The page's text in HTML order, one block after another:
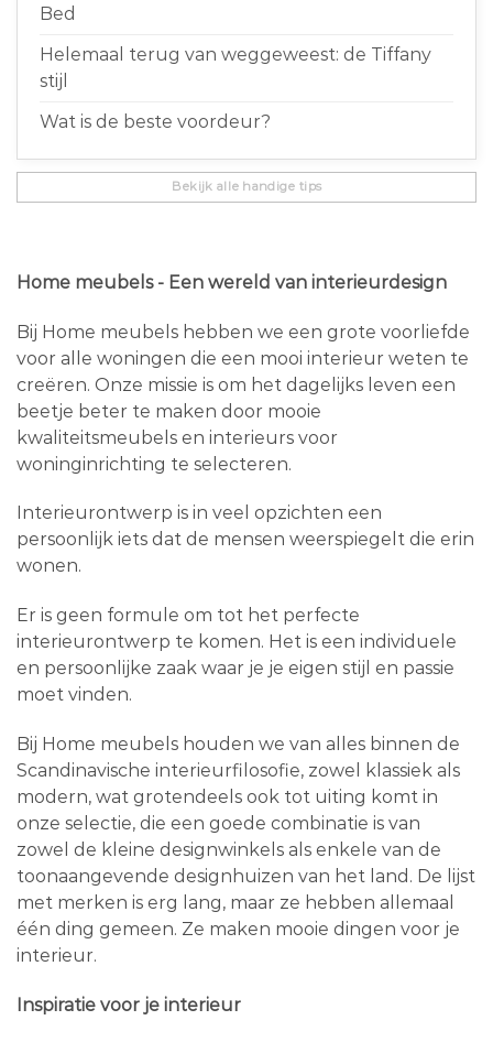
Bed
Helemaal terug van weggeweest: de Tiffany
stijl
Wat is de beste voordeur?
Bekijk alle handige tips
Home meubels - Een wereld van interieurdesign
Bij Home meubels hebben we een grote voorliefde
voor alle woningen die een mooi interieur weten te
creëren. Onze missie is om het dagelijks leven een
beetje beter te maken door mooie
kwaliteitsmeubels en interieurs voor
woninginrichting te selecteren.
Interieurontwerp is in veel opzichten een
persoonlijk iets dat de mensen weerspiegelt die erin
wonen.
Er is geen formule om tot het perfecte
interieurontwerp te komen. Het is een individuele
en persoonlijke zaak waar je je eigen stijl en passie
moet vinden.
Bij Home meubels houden we van alles binnen de
Scandinavische interieurfilosofie, zowel klassiek als
modern, wat grotendeels ook tot uiting komt in
onze selectie, die een goede combinatie is van
zowel de kleine designwinkels als enkele van de
toonaangevende designhuizen van het land. De lijst
met merken is erg lang, maar ze hebben allemaal
één ding gemeen. Ze maken mooie dingen voor je
interieur.
Inspiratie voor je interieur